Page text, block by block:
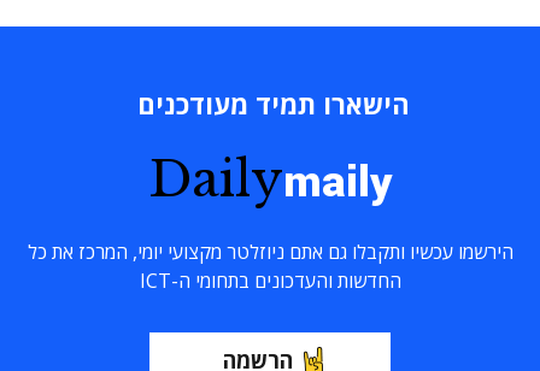
הישארו תמיד מעודכנים
Dailymaily
הירשמו עכשיו ותקבלו גם אתם ניוזלטר מקצועי יומי, המרכז את כל
החדשות והעדכונים בתחומי ה-ICT
הרשמה